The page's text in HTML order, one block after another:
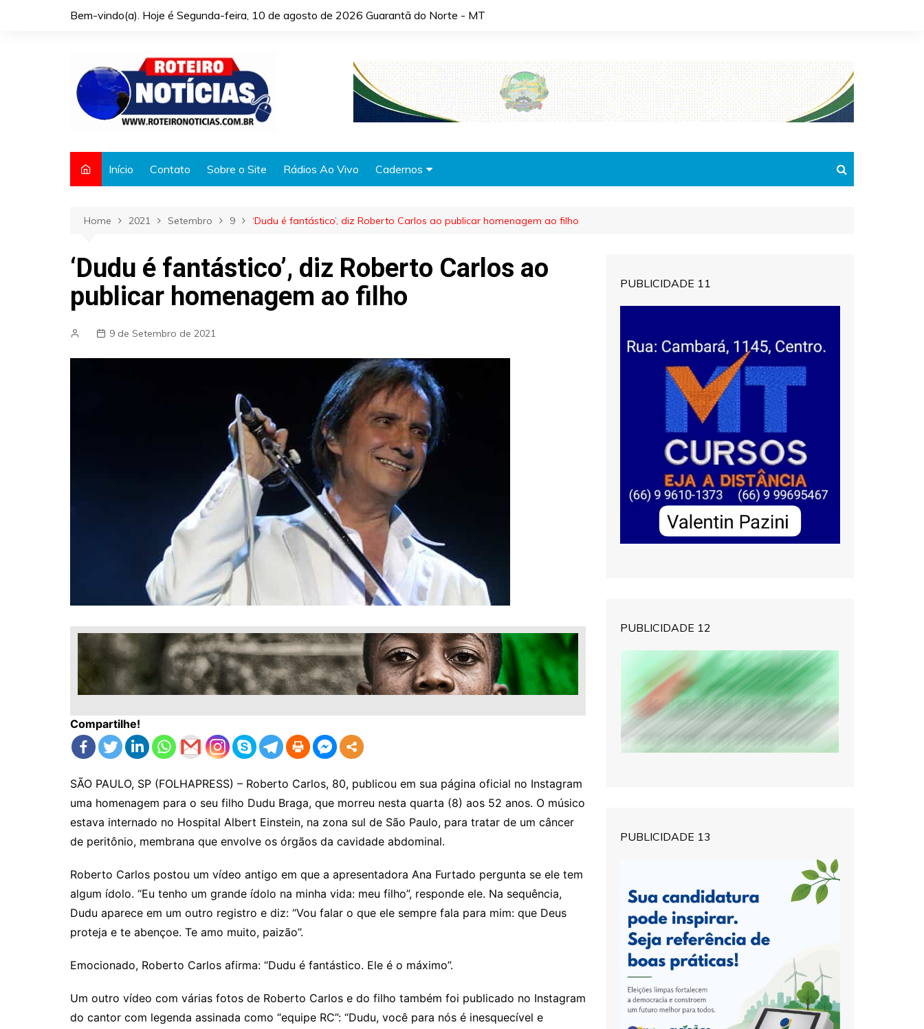
Bem-vindo(a). Hoje é Segunda-feira, 10 de agosto de 2026 Guarantã do Norte - MT
Início Contato Sobre o Site Rádios Ao Vivo Cadernos
Automóveis
Cidades
Cultura
Fama e TV
Justiça
Mundo
Política
Saúde
Home 2021 Setembro 9 ‘Dudu é fantástico’, diz Roberto Carlos ao publicar homenagem ao filho
‘Dudu é fantástico’, diz Roberto Carlos ao
publicar homenagem ao filho
9 de Setembro de 2021
Compartilhe!
SÃO PAULO, SP (FOLHAPRESS) – Roberto Carlos, 80, publicou em sua página oficial no Instagram
uma homenagem para o seu filho Dudu Braga, que morreu nesta quarta (8) aos 52 anos. O músico
estava internado no Hospital Albert Einstein, na zona sul de São Paulo, para tratar de um câncer
de peritônio, membrana que envolve os órgãos da cavidade abdominal.
Roberto Carlos postou um vídeo antigo em que a apresentadora Ana Furtado pergunta se ele tem
algum ídolo. “Eu tenho um grande ídolo na minha vida: meu filho”, responde ele. Na sequência,
Dudu aparece em um outro registro e diz: “Vou falar o que ele sempre fala para mim: que Deus
proteja e te abençoe. Te amo muito, paizão”.
Emocionado, Roberto Carlos afirma: “Dudu é fantástico. Ele é o máximo”.
Um outro vídeo com várias fotos de Roberto Carlos e do filho também foi publicado no Instagram
do cantor com legenda assinada como “equipe RC”: “Dudu, você para nós é inesquecível e
PUBLICIDADE 11
PUBLICIDADE 12
PUBLICIDADE 13